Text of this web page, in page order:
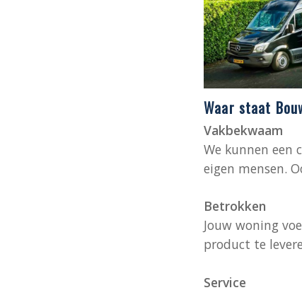
Waar staat
Vakbekwaam
We kunnen een
eigen mensen.
Betrokken
Jouw woning
product te
Service